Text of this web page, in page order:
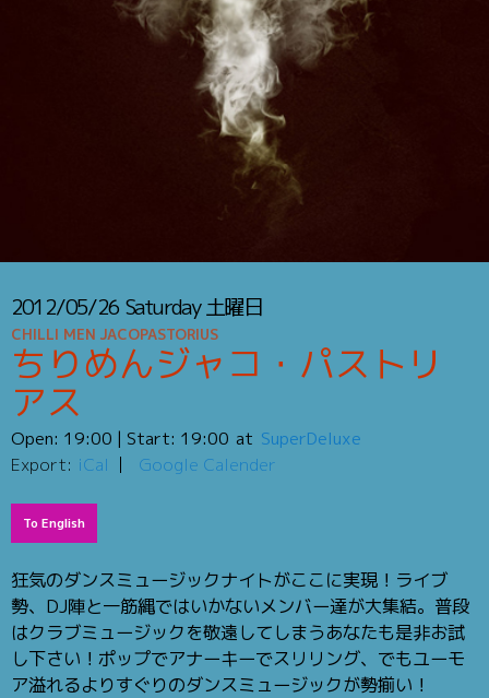
2012/05/26 Saturday土曜日
CHILLI MEN JACOPASTORIUS
ちりめんジャコ・パストリ
アス
Open: 19:00 | Start: 19:00
SuperDeluxe
Export: iCal Google Calender
To English
狂気のダンスミュージックナイトがここに実現！ライブ
勢、DJ陣と一筋縄ではいかないメンバー達が大集結。普段
はクラブミュージックを敬遠してしまうあなたも是非お試
し下さい！ポップでアナーキーでスリリング、でもユーモ
ア溢れるよりすぐりのダンスミュージックが勢揃い！